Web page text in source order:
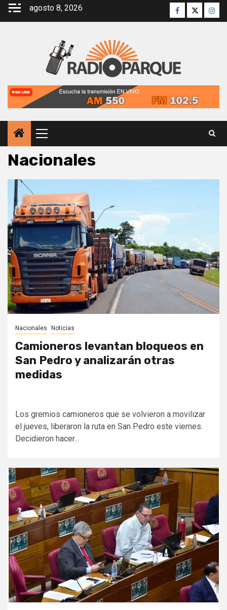
Saltar
agosto 8, 2026 Facebook
Twitter
Menú
principal
Nacionales
Nacionales Noticias
Camioneros levantan bloqueos en
San Pedro y analizarán otras
medidas
Los gremios camioneros que se volvieron a movilizar
el jueves, liberaron la ruta en San Pedro este viernes.
Decidieron hacer...